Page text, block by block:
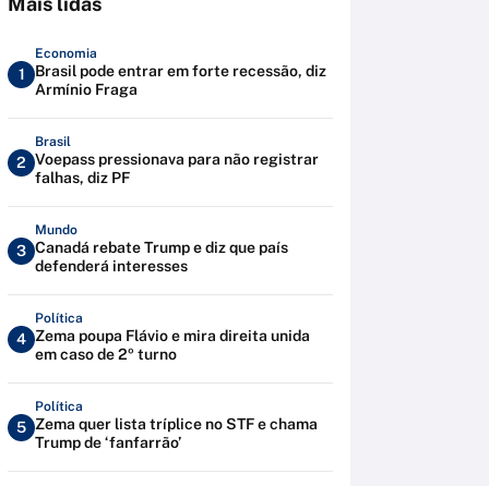
1
Economia
Brasil pode entrar em forte recessão, diz
Armínio Fraga
2
Brasil
Voepass pressionava para não registrar
falhas, diz PF
3
Mundo
Canadá rebate Trump e diz que país
defenderá interesses
4
Política
Zema poupa Flávio e mira direita unida
em caso de 2º turno
5
Política
Zema quer lista tríplice no STF e chama
Trump de ‘fanfarrão’